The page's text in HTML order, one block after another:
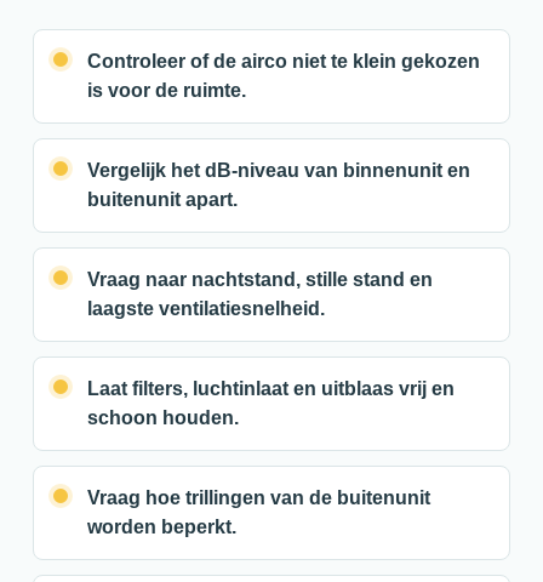
Controleer of de airco niet te klein gekozen
is voor de ruimte.
Vergelijk het dB-niveau van binnenunit en
buitenunit apart.
Vraag naar nachtstand, stille stand en
laagste ventilatiesnelheid.
Laat filters, luchtinlaat en uitblaas vrij en
schoon houden.
Vraag hoe trillingen van de buitenunit
worden beperkt.